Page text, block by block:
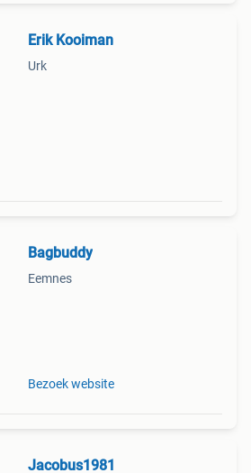
Erik Kooiman
Urk
Bagbuddy
Eemnes
Bezoek website
Jacobus1981